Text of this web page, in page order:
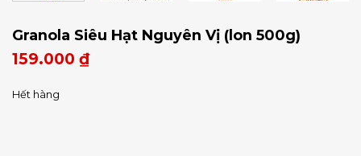
Granola Siêu Hạt Nguyên Vị (lon 500g)
159.000 ₫
Hết hàng